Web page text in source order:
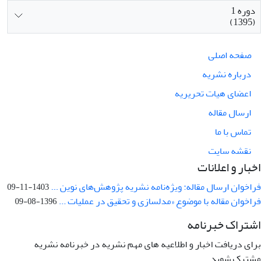
دوره 1
(1395)
صفحه اصلی
درباره نشریه
اعضای هیات تحریریه
ارسال مقاله
تماس با ما
نقشه سایت
اخبار و اعلانات
فراخوان ارسال مقاله: ویژه‌نامه نشریه پژوهش‌های نوین ...1403-11-09
فراخوان مقاله با موضوع «مدلسازی و تحقیق در عملیات ...1396-08-09
اشتراک خبرنامه
برای دریافت اخبار و اطلاعیه های مهم نشریه در خبرنامه نشریه